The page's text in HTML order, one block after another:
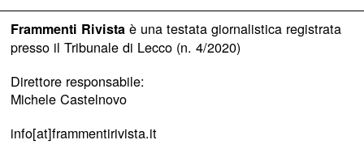
Frammenti Rivistaè una testata giornalistica registrata
presso il Tribunale di Lecco (n. 4/2020)
Direttore responsabile:
Michele Castelnovo
info[at]frammentirivista.it